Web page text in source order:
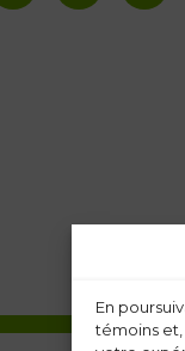
En
témoins et,